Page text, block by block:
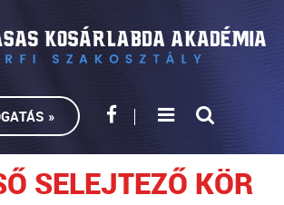
»
SELEJTEZŐ KÖR